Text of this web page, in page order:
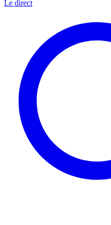
Le direct